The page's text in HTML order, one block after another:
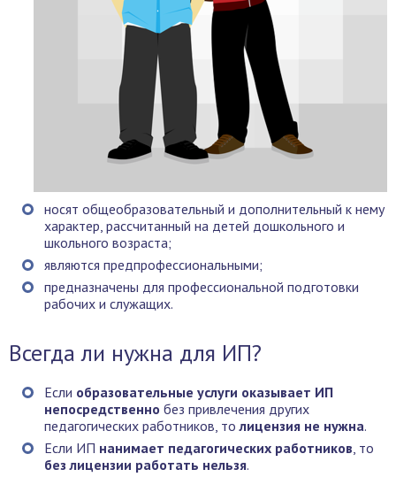
носят общеобразовательный и дополнительный к нему
характер, рассчитанный на детей дошкольного и
школьного возраста;
являются предпрофессиональными;
предназначены для профессиональной подготовки
рабочих и служащих.
Всегда ли нужна для ИП?
Если образовательные услуги оказывает ИП
непосредственно без привлечения других
педагогических работников, толицензия не нужна.
Если ИП нанимает педагогических работников, то
без лицензии работать нельзя.